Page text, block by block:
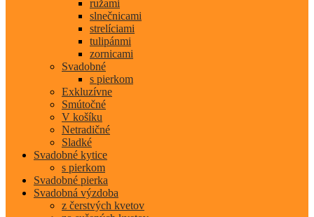
ružami
slnečnicami
strelíciami
tulipánmi
zornicami
Svadobné
s pierkom
Exkluzívne
Smútočné
V košíku
Netradičné
Sladké
Svadobné kytice
s pierkom
Svadobné pierka
Svadobná výzdoba
z čerstvých kvetov